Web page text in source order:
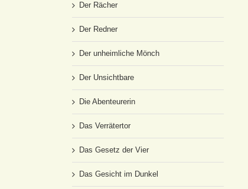
Der Rächer
Der Redner
Der unheimliche Mönch
Der Unsichtbare
Die Abenteurerin
Das Verrätertor
Das Gesetz der Vier
Das Gesicht im Dunkel